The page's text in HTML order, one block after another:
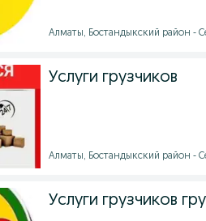
Алматы, Бостандыкский район -
Услуги грузчиков
Алматы, Бостандыкский район -
Услуги грузчиков